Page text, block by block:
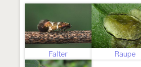
Falter Raupe